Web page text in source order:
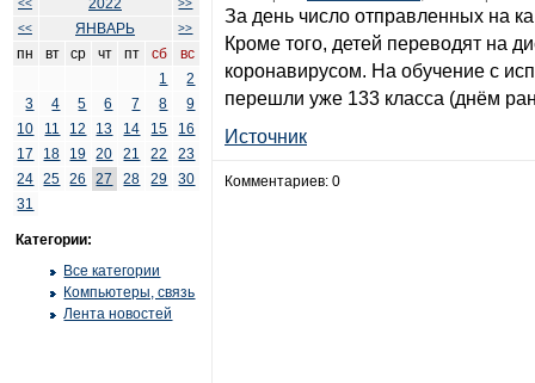
<< 2022
>>
<<
ЯНВАРЬ >>
пн вт ср чт пт сб
вс
1
2
3
4 5 6 7 8
9
10
11 12 13 14 15
16
17
18 19 20 21 22
23
24
25 26 27 28 29
30
31
Категории:
Все категории
Компьютеры, связь
Лента новостей
За день число отправленных на
Кроме того, детей переводят на
коронавирусом. На обучение с
перешли уже 133 класса (днём
Источник
Комментариев: 0